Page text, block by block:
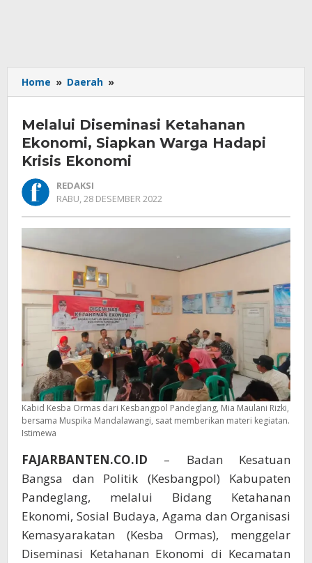
Home » Daerah »
Diseminasi
Ekonomi,
Siapkan
Warga
Hadapi
Ekonomi
Melalui Diseminasi Ketahanan
Ekonomi, Siapkan Warga Hadapi
Krisis Ekonomi
REDAKSI
RABU, 28 DESEMBER 2022
Kabid Kesba Ormas dari Kesbangpol Pandeglang, Mia Maulani Rizki,
bersama Muspika Mandalawangi, saat memberikan materi kegiatan.
Istimewa
FAJARBANTEN.CO.ID – Badan Kesatuan
Bangsa dan Politik (Kesbangpol) Kabupaten
Pandeglang, melalui Bidang Ketahanan
Ekonomi, Sosial Budaya, Agama dan Organisasi
Kemasyarakatan (Kesba Ormas), menggelar
Diseminasi Ketahanan Ekonomi di Kecamatan